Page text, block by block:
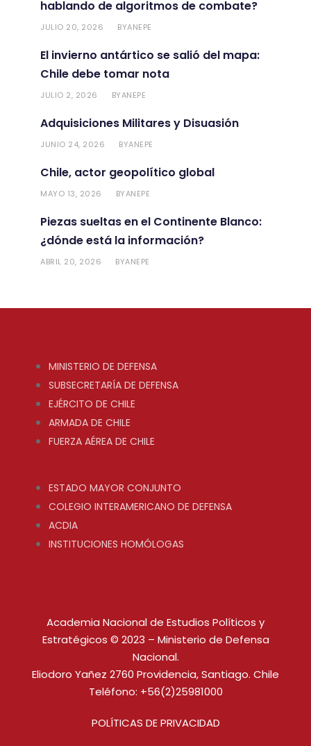
hablando de algoritmos de combate?
JULIO 20, 2026 BYANEPE
El invierno antártico se salió del mapa:
Chile debe tomar nota
JULIO 2, 2026 BYANEPE
Adquisiciones Militares y Disuasión
JUNIO 24, 2026 BYANEPE
Chile, actor geopolítico global
MAYO 13, 2026 BYANEPE
Piezas sueltas en el Continente Blanco:
¿dónde está la información?
ABRIL 20, 2026 BYANEPE
MINISTERIO DE DEFENSA
SUBSECRETARÍA DE DEFENSA
EJÉRCITO DE CHILE
ARMADA DE CHILE
FUERZA AÉREA DE CHILE
ESTADO MAYOR CONJUNTO
COLEGIO INTERAMERICANO DE DEFENSA
ACDIA
INSTITUCIONES HOMÓLOGAS
Academia Nacional de Estudios Políticos y
Estratégicos © 2023 – Ministerio de Defensa
Nacional.
Eliodoro Yañez 2760 Providencia, Santiago. Chile
Teléfono: +56(2)25981000
POLÍTICAS DE PRIVACIDAD